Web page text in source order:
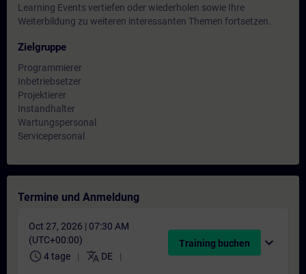
Learning Events vertiefen oder wiederholen sowie Ihre
Weiterbildung zu weiteren interessanten Themen fortsetzen.
Zielgruppe
Programmierer
Inbetriebsetzer
Projektierer
Instandhalter
Wartungspersonal
Servicepersonal
Termine und Anmeldung
Oct 27, 2026 | 07:30 AM
(UTC+00:00)
schedule 4 tage translate DE
Training buchen expand_more